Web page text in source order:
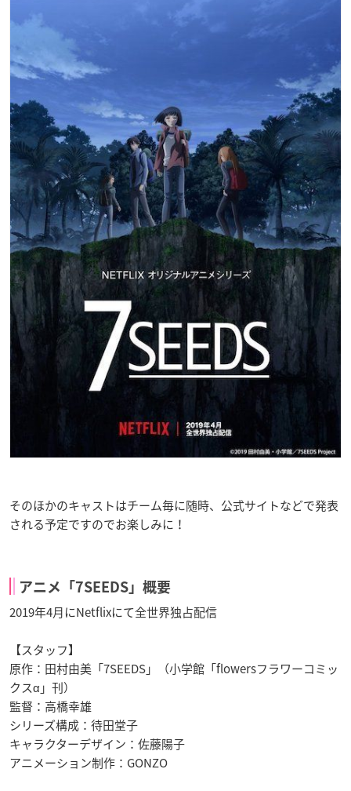
そのほかのキャストはチーム毎に随時、公式サイトなどで発表
される予定ですのでお楽しみに！
アニメ「7SEEDS」概要
2019年4月にNetflixにて全世界独占配信
【スタッフ】
原作：田村由美「7SEEDS」（小学館「flowersフラワーコミッ
クスα」刊）
監督：高橋幸雄
シリーズ構成：待田堂子
キャラクターデザイン：佐藤陽子
アニメーション制作：GONZO